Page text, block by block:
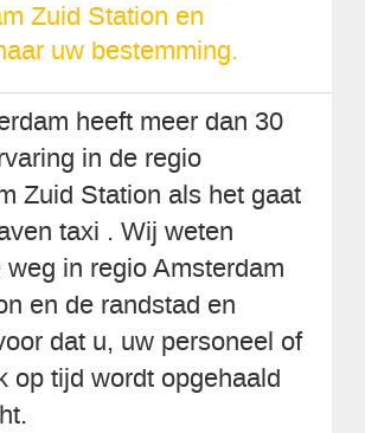
Zuid Station en
uw bestemming.
heeft meer dan 30
in de regio
Zuid Station als het gaat
taxi . Wij weten
in regio Amsterdam
en de randstad en
dat u, uw personeel of
op tijd wordt opgehaald